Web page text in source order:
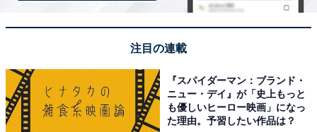
注目の連載
『スパイダーマン：ブランド・
ニュー・デイ』が「史上もっと
も優しいヒーロー映画」になっ
た理由。予習したい作品は？